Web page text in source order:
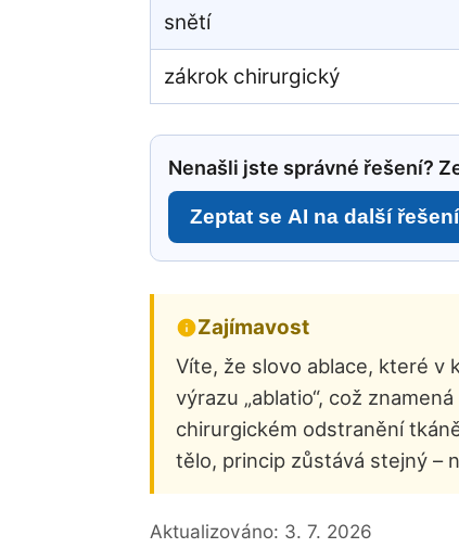
snětí
zákrok chirurgický
Nenašli jste správné řešení?
Zeptat se AI na další řešení
Zajímavost
Víte, že slovo ablace, které v
výrazu „ablatio“, což
chirurgickém odstranění
tělo, princip zůstává stejný –
Aktualizováno: 3. 7. 2026